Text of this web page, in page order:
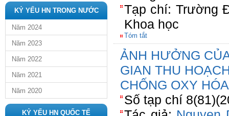
KỶ YẾU HN TRONG NƯỚC
Năm 2024
Năm 2023
Năm 2022
Năm 2021
Năm 2020
KỶ YẾU HN QUỐC TẾ
Tạp chí: Trường
Khoa học
Tóm tắt
ẢNH HƯỞNG
GIAN THU
CHỐNG OXY
Số tạp chí